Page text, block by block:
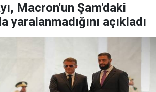
Macron'un Şam'daki
yaralanmadığını açıkladı